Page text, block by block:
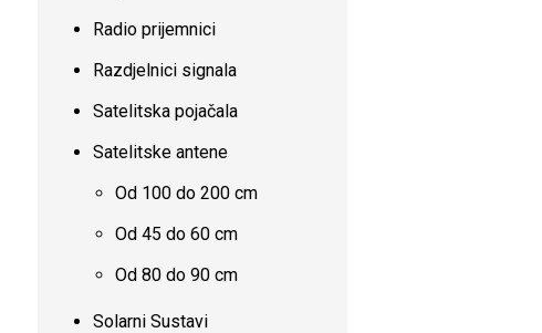
Radio prijemnici
Razdjelnici signala
Satelitska pojačala
Satelitske antene
Od 100 do 200 cm
Od 45 do 60 cm
Od 80 do 90 cm
Solarni Sustavi